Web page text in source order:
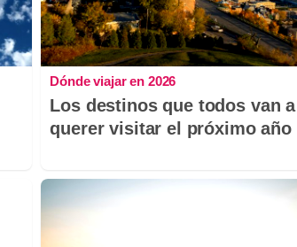
Dónde viajar en 2026
Los destinos que todos van a
querer visitar el próximo año